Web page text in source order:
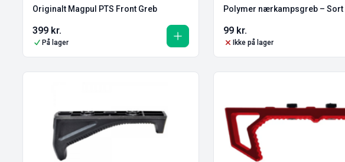
Originalt Magpul PTS Front Greb
399 kr.
På lager
Polymer nærkampsgreb – Sort
99 kr.
Ikke på lager